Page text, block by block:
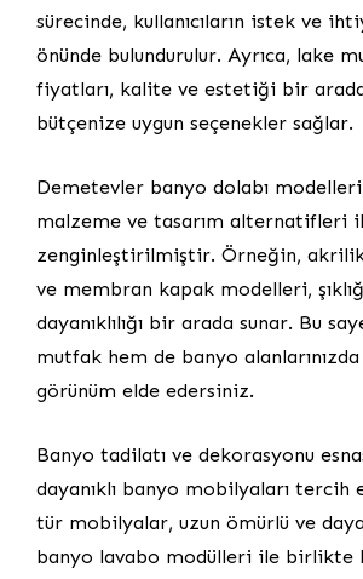
sürecinde, kullanıcıların istek ve
önünde bulundurulur. Ayrıca, lake
fiyatları, kalite ve estetiği bir
bütçenize uygun seçenekler sağlar.
Demetevler banyo dolabı
malzeme ve tasarım alternatifleri
zenginleştirilmiştir. Örneğin,
ve membran kapak modelleri,
dayanıklılığı bir arada sunar. Bu
mutfak hem de banyo
görünüm elde edersiniz.
Banyo tadilatı ve dekorasyonu
dayanıklı banyo mobilyaları tercih
tür mobilyalar, uzun ömürlü ve
banyo lavabo modülleri ile birlikte